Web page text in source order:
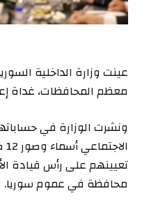
عينت وزارة الداخلية
معظم المحافظات، غداة
ونشرت الوزارة في
محافظة في عموم سوريا.